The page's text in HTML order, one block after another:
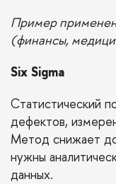
Пример
(финансы,
Six Sigma
Статистический
дефектов,
Метод снижает
нужны
данных.